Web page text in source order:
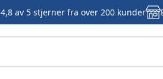
4,8 av 5 stjerner fra over 200 kunder